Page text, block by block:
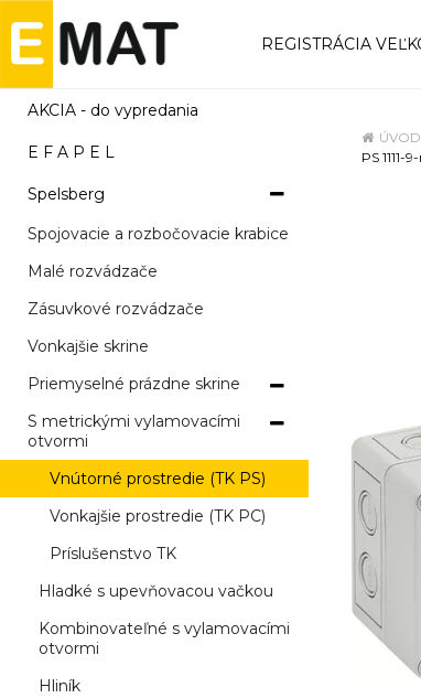
REGISTRÁCIA
AKCIA - do vypredania
E F A P E L
Spelsberg
Spojovacie a rozbočovacie krabice
Malé rozvádzače
Zásuvkové rozvádzače
Vonkajšie skrine
Priemyselné prázdne skrine
S metrickými vylamovacími
otvormi
Vnútorné prostredie (TK PS)
Vonkajšie prostredie (TK PC)
Príslušenstvo TK
Hladké s upevňovacou vačkou
Kombinovateľné s vylamovacími
otvormi
Hliník
ÚVOD
PS 1111-